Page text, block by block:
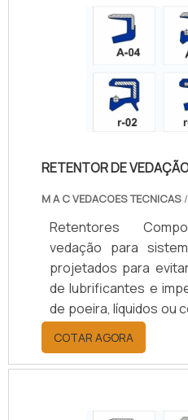
+200°C,
Oferecem opções
simples ou dupla, com
e diâmetros de 10
Aplicados em
agrícola, naval,
industrial, aumentam
de manutenção e
RETENTOR DE
M A C VEDACOES TECNICAS /
Retentores
vedação para
projetados para
de lubrificantes e
de poeira, líquidos ou
em eixos e
em borracha nitrílica
(FKM), silicone,
+200°C,
COTAR AGORA